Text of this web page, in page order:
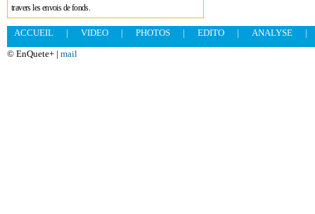
travers les envois de fonds.
ACCUEIL | VIDEO | PHOTOS | EDITO | ANALYSE
|
© EnQuete+ | mail